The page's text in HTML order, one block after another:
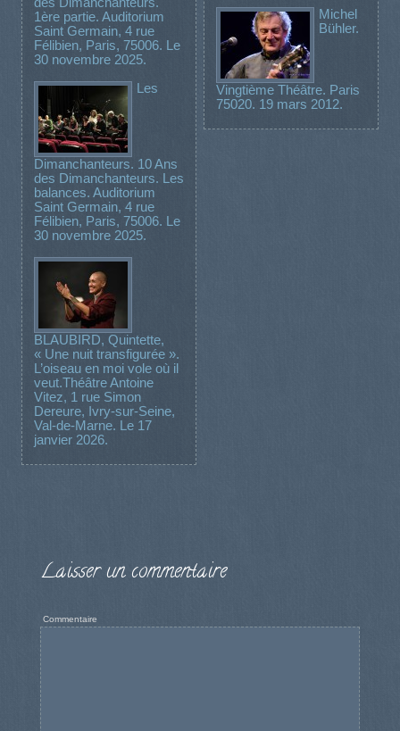
1ère partie. Auditorium
Saint Germain, 4 rue
Félibien, Paris, 75006. Le
30 novembre 2025.
Les
Dimanchanteurs. 10 Ans
des Dimanchanteurs. Les
balances. Auditorium
Saint Germain, 4 rue
Félibien, Paris, 75006. Le
30 novembre 2025.
BLAUBIRD, Quintette,
« Une nuit transfigurée ».
L’oiseau en moi vole où il
veut.Théâtre Antoine
Vitez, 1 rue Simon
Dereure, Ivry-sur-Seine,
Val-de-Marne. Le 17
janvier 2026.
Michel
Bühler.
Vingtième Théâtre. Paris
75020. 19 mars 2012.
Laisser un commentaire
Commentaire